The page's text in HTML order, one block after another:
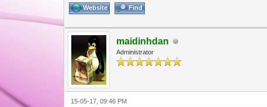
Website Find
maidinhdan
Administrator
15-05-17, 09:46 PM